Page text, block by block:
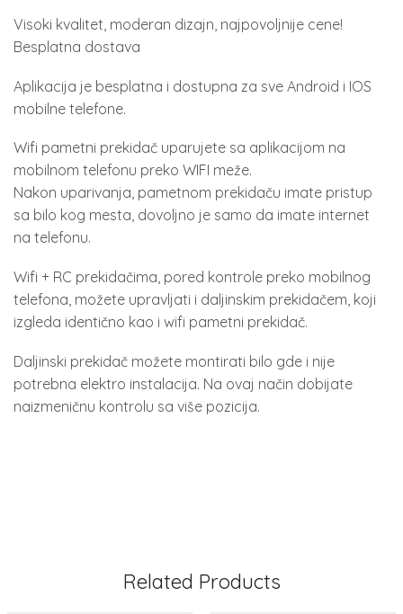
Visoki kvalitet, moderan dizajn, najpovoljnije cene!
Besplatna dostava
Aplikacija je besplatna i dostupna za sve Android i IOS
mobilne telefone.
Wifi pametni prekidač uparujete sa aplikacijom na
mobilnom telefonu preko WIFI meže.
Nakon uparivanja, pametnom prekidaču imate pristup
sa bilo kog mesta, dovoljno je samo da imate internet
na telefonu.
Wifi + RC prekidačima, pored kontrole preko mobilnog
telefona, možete upravljati i daljinskim prekidačem, koji
izgleda identično kao i wifi pametni prekidač.
Daljinski prekidač možete montirati bilo gde i nije
potrebna elektro instalacija. Na ovaj način dobijate
naizmeničnu kontrolu sa više pozicija.
Related Products